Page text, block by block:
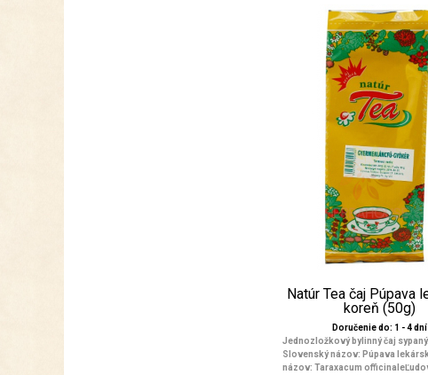
Natúr Tea čaj Púpava
koreň (50g)
Doručenie do: 1 - 4 dní
Jednozložkový bylinný čaj sypaný.
Slovenský názov: Púpava
názov: Taraxacum